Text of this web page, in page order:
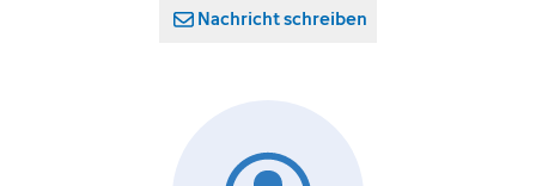
Nachricht schreiben